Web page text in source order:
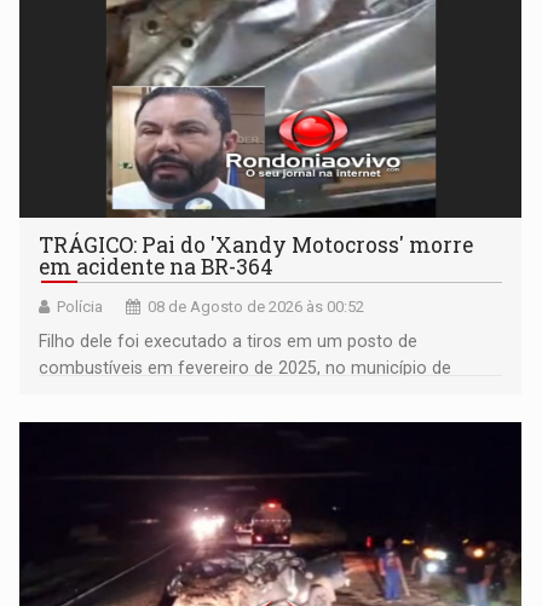
TRÁGICO: Pai do 'Xandy Motocross' morre
em acidente na BR-364
Polícia 08 de Agosto de 2026 às 00:52
Filho dele foi executado a tiros em um posto de
combustíveis em fevereiro de 2025, no município de